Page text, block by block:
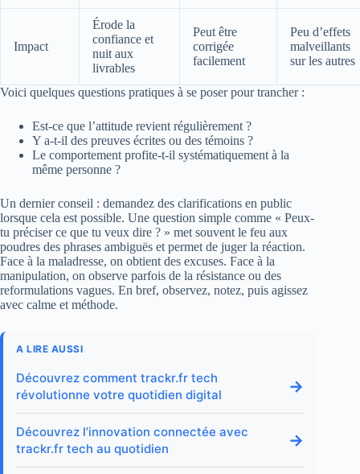
Impact
Érode la
confiance et
nuit aux
livrables
Peut être
corrigée
facilement
Peu d’effets
malveillants
sur les autres
Voici quelques questions pratiques à se poser pour trancher :
Est-ce que l’attitude revient régulièrement ?
Y a-t-il des preuves écrites ou des témoins ?
Le comportement profite-t-il systématiquement à la
même personne ?
Un dernier conseil : demandez des clarifications en public
lorsque cela est possible. Une question simple comme « Peux-
tu préciser ce que tu veux dire ? » met souvent le feu aux
poudres des phrases ambiguës et permet de juger la réaction.
Face à la maladresse, on obtient des excuses. Face à la
manipulation, on observe parfois de la résistance ou des
reformulations vagues. En bref, observez, notez, puis agissez
avec calme et méthode.
A LIRE AUSSI
Découvrez comment trackr.fr tech
révolutionne votre quotidien digital
→
Découvrez l’innovation connectée avec
trackr.fr tech au quotidien
→